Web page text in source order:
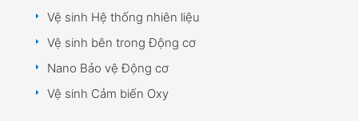
Vệ sinh Hệ thống nhiên liệu
Vệ sinh bên trong Động cơ
Nano Bảo vệ Động cơ
Vệ sinh Cảm biến Oxy